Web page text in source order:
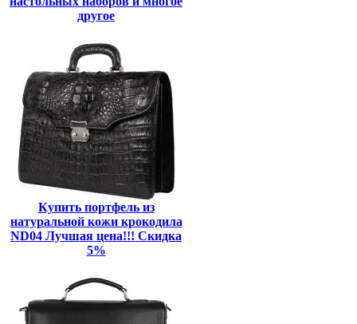
другое
Купить портфель из
натуральной кожи крокодила
ND04 Лучшая цена!!! Скидка
5%